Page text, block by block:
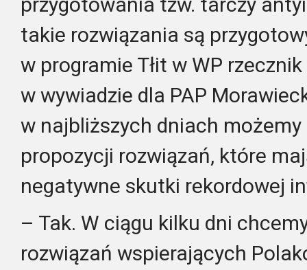
takie rozwiązania są
w programie Tłit w WP
w wywiadzie dla PAP
w najbliższych dniach
propozycji rozwiązań, które
negatywne skutki rekordowej
– Tak. W ciągu kilku dni
rozwiązań wspierających